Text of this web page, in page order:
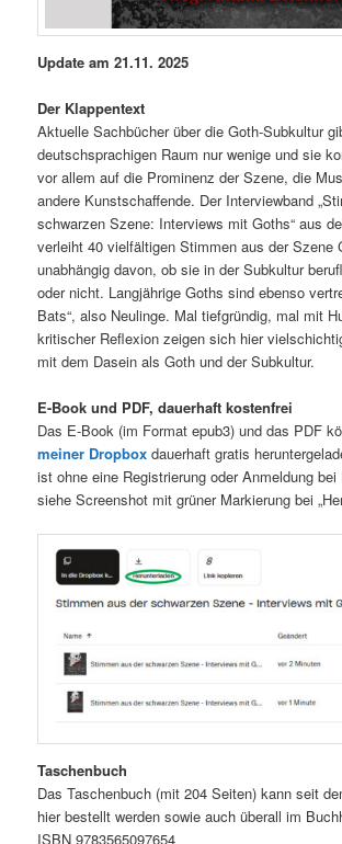
Update am 21.11. 2025
Der Klappentext
Aktuelle Sachbücher über die Goth-Subkultur
deutschsprachigen Raum nur wenige und sie
vor allem auf die Prominenz der Szene, die
andere Kunstschaffende. Der Interviewband
schwarzen Szene: Interviews mit Goths“ aus
verleiht 40 vielfältigen Stimmen aus der Szene
unabhängig davon, ob sie in der Subkultur
oder nicht. Langjährige Goths sind ebenso
Bats“, also Neulinge. Mal tiefgründig, mal mit
kritischer Reflexion zeigen sich hier
mit dem Dasein als Goth und der Subkultur.
E-Book und PDF, dauerhaft kostenfrei
Das E-Book (im Format epub3) und das PDF
meiner Dropbox dauerhaft gratis
ist ohne eine Registrierung oder Anmeldung
siehe Screenshot mit grüner Markierung bei
Taschenbuch
Das Taschenbuch (mit 204 Seiten) kann seit
hier bestellt werden sowie auch überall im
ISBN 9783565097654